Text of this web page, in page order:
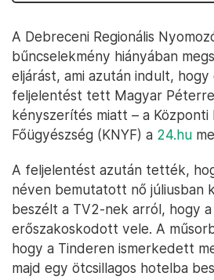
A Debreceni Regionális
bűncselekmény hiányában
eljárást, ami azután indult, hogy
feljelentést tett Magyar
kényszerítés miatt – a Központi
Főügyészség (KNYF) a 24.hu
A feljelentést azután tették,
néven bemutatott nő júliusban
beszélt a TV2-nek arról, hogy
erőszakoskodott vele. A
hogy a Tinderen ismerkedett
majd egy ötcsillagos hotelba